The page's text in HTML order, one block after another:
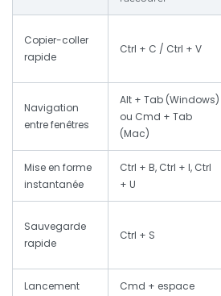
Copier-coller
rapide
Ctrl + C / Ctrl + V
Navigation
entre fenêtres
Alt + Tab (Windows)
ou Cmd + Tab
(Mac)
Mise en forme
instantanée
Ctrl + B, Ctrl + I, Ctrl
+ U
Sauvegarde
rapide
Ctrl + S
Lancement
Cmd + espace